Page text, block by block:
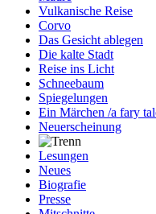
Vulkanische Reise
Corvo
Das Gesicht ablegen
Die kalte Stadt
Reise ins Licht
Schneebaum
Spiegelungen
Ein Märchen /a fary
Neuerscheinung
Lesungen
Neues
Biografie
Presse